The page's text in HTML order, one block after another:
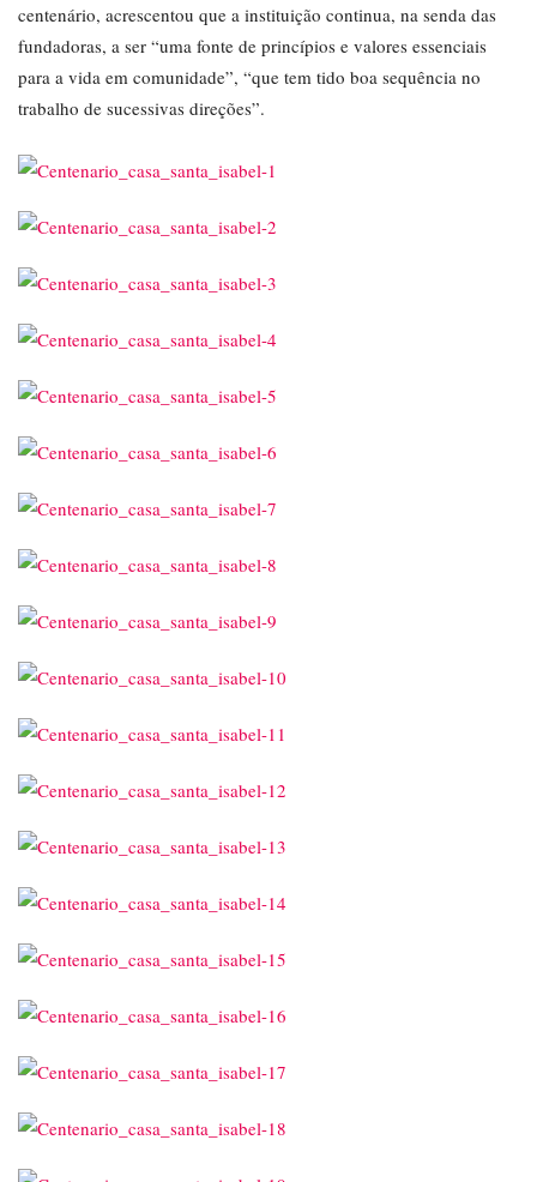
centenário, acrescentou que a instituição continua, na senda das
fundadoras, a ser “uma fonte de princípios e valores essenciais
para a vida em comunidade”, “que tem tido boa sequência no
trabalho de sucessivas direções”.